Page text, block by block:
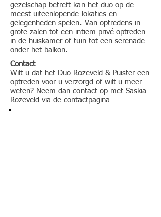
gezelschap betreft kan het duo op de
meest uiteenlopende lokaties en
gelegenheden spelen. Van optredens in
grote zalen tot een intiem privé optreden
in de huiskamer of tuin tot een serenade
onder het balkon.
Contact
Wilt u dat het Duo Rozeveld & Puister een
optreden voor u verzorgd of wilt u meer
weten? Neem dan contact op met Saskia
Rozeveld via de contactpagina